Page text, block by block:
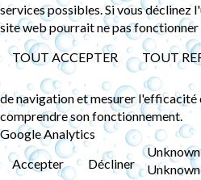
services possibles. Si vous déclinez
site web pourrait ne pas
TOUT ACCEPTER
TOUT
de navigation et mesurer l'efficacité
comprendre son fonctionnement.
Google Analytics
Accepter
Décliner
Unknown
Unknown